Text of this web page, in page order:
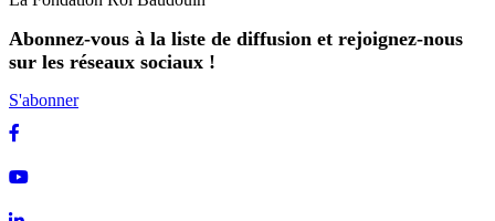
Abonnez-vous à la liste de diffusion et rejoignez-nous
sur les réseaux sociaux !
S'abonner